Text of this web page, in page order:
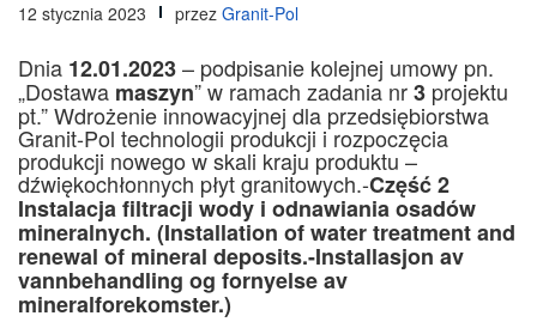
12 stycznia 2023 przez Granit-Pol
Dnia 12.01.2023– podpisanie kolejnej umowy pn.
„Dostawa maszyn” w ramach zadania nr3 projektu
pt.” Wdrożenie innowacyjnej dla przedsiębiorstwa
Granit-Pol technologii produkcji i rozpoczęcia
produkcji nowego w skali kraju produktu –
dźwiękochłonnych płyt granitowych.-Część 2
Instalacja filtracji wody i odnawiania osadów
mineralnych. (Installation of water treatment and
renewal of mineral deposits.-Installasjon av
vannbehandling og fornyelse av
mineralforekomster.)